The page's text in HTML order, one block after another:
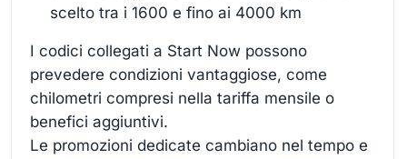
scelto tra i 1600 e fino ai 4000 km
I codici collegati a Start Now possono
prevedere condizioni vantaggiose, come
chilometri compresi nella tariffa mensile o
benefici aggiuntivi.
Le promozioni dedicate cambiano nel tempo e